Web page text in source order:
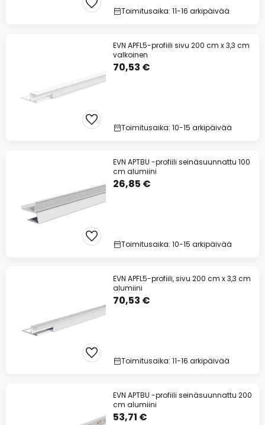
Toimitusaika: 11-16 arkipäivää
EVN APFL5-profiili sivu 200 cm x 3,3 cm
valkoinen
70,53 €
Toimitusaika: 10-15 arkipäivää
EVN APTBU -profiili seinäsuunnattu 100
cm alumiini
26,85 €
Toimitusaika: 10-15 arkipäivää
EVN APFL5-profiili, sivu 200 cm x 3,3 cm
alumiini
70,53 €
Toimitusaika: 11-16 arkipäivää
EVN APTBU -profiili seinäsuunnattu 200
cm alumiini
53,71 €